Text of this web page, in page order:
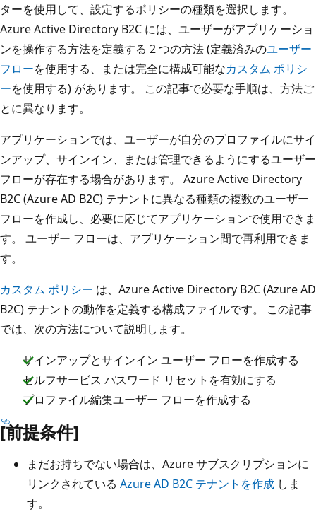
ターを使用して、設定するポリシーの種類を選択します。
Azure Active Directory B2C には、ユーザーがアプリケーショ
ンを操作する方法を定義する 2 つの方法 (定義済みのユーザー
フローを使用する、または完全に構成可能なカスタム ポリシ
ーを使用する) があります。 この記事で必要な手順は、方法ご
とに異なります。
アプリケーションでは、ユーザーが自分のプロファイルにサイ
ンアップ、サインイン、または管理できるようにするユーザー
フローが存在する場合があります。 Azure Active Directory
B2C (Azure AD B2C) テナントに異なる種類の複数のユーザー
フローを作成し、必要に応じてアプリケーションで使用できま
す。 ユーザー フローは、アプリケーション間で再利用できま
す。
カスタム ポリシー は、Azure Active Directory B2C (Azure AD
B2C) テナントの動作を定義する構成ファイルです。 この記事
では、次の方法について説明します。
サインアップとサインイン ユーザー フローを作成する
セルフサービス パスワード リセットを有効にする
プロファイル編集ユーザー フローを作成する
[前提条件]
まだお持ちでない場合は、Azure サブスクリプションに
リンクされている Azure AD B2C テナントを作成 しま
す。